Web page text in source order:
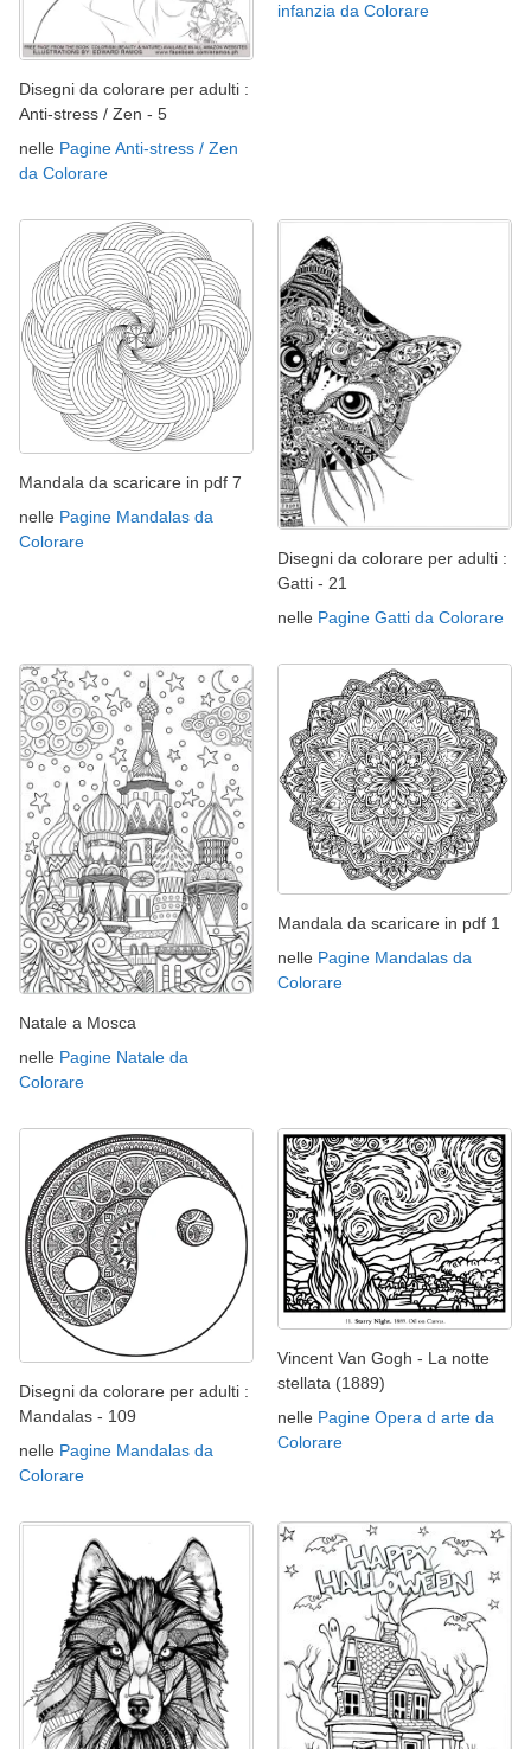
Disegni da colorare per adulti :
Anti-stress / Zen - 5
nelle Pagine Anti-stress / Zen
da Colorare
infanzia da Colorare
Mandala da scaricare in pdf 7
nelle Pagine Mandalas da
Colorare
Disegni da colorare per adulti :
Gatti - 21
nelle Pagine Gatti da Colorare
Natale a Mosca
nelle Pagine Natale da
Colorare
Mandala da scaricare in pdf 1
nelle Pagine Mandalas da
Colorare
Disegni da colorare per adulti :
Mandalas - 109
nelle Pagine Mandalas da
Colorare
Vincent Van Gogh - La notte
stellata (1889)
nelle Pagine Opera d arte da
Colorare